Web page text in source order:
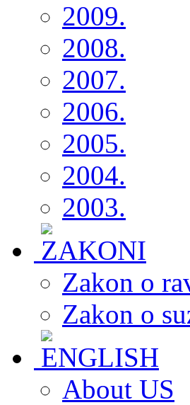
2009.
2008.
2007.
2006.
2005.
2004.
2003.
Zakon o
Zakon o
About US